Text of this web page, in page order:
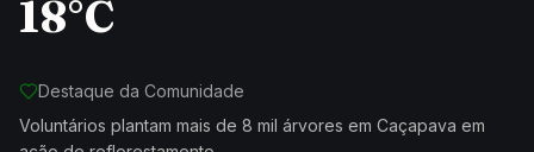
18°C
Destaque da Comunidade
Voluntários plantam mais de 8 mil árvores em Caçapava em